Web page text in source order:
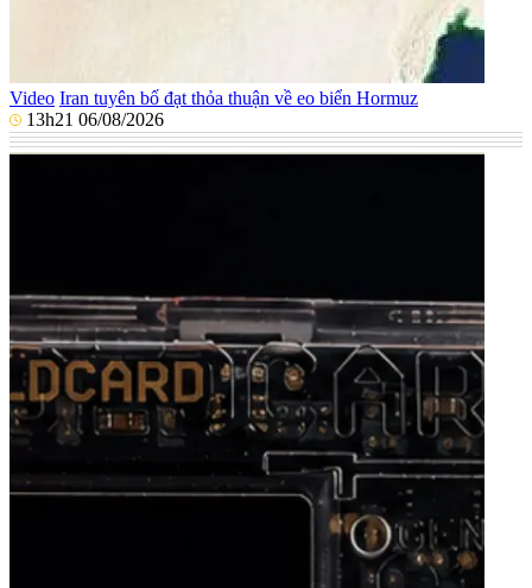
Video Iran tuyên bố đạt thỏa thuận về eo biển Hormuz
13h21 06/08/2026